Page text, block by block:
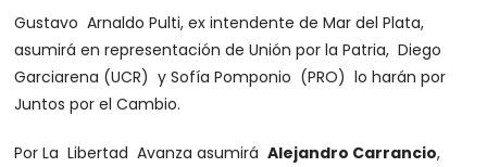
Gustavo Arnaldo Pulti, ex intendente de Mar del Plata,
asumirá en representación de Unión por la Patria, Diego
Garciarena (UCR) y Sofía Pomponio (PRO) lo harán por
Juntos por el Cambio.
Por La Libertad Avanza asumiráAlejandro Carrancio,